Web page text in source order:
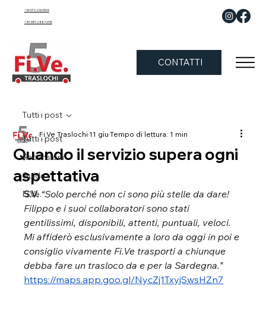
CONTATTI
+39 070 2063969
+39 389 288 7658
Tutti i post
Recensioni
Guide
Fi.Ve.
Tutti i post
Quando il servizio supera ogni
aspettativa
Fi.Ve Traslochi11 giuTempo di lettura: 1 min
S.V. “Solo perché non ci sono più stelle da dare!
Filippo e i suoi collaboratori sono stati
gentilissimi, disponibili, attenti, puntuali, veloci.
Mi affiderò esclusivamente a loro da oggi in poi e
consiglio vivamente Fi.Ve trasporti a chiunque
debba fare un trasloco da e per la Sardegna.”
https://maps.app.goo.gl/NycZj1TxyjSwsHZn7